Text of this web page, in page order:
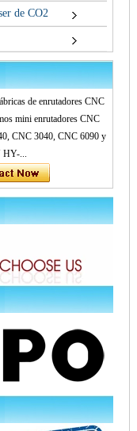
de CO2
de enrutadores CNC
mini enrutadores CNC
CNC 3040, CNC 6090 y
HY-...